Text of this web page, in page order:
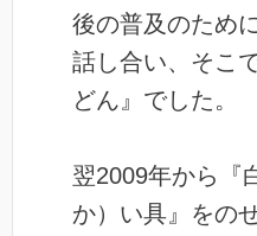
後の普及のため
話し合い、そこ
どん』でした。
翌2009年から『
か）い具』をの